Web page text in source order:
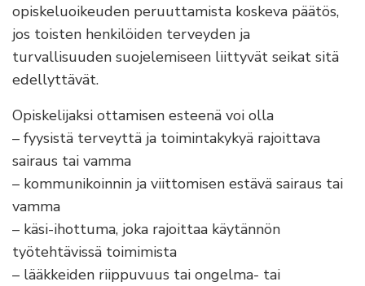
opiskeluoikeuden peruuttamista koskeva päätös,
jos toisten henkilöiden terveyden ja
turvallisuuden suojelemiseen liittyvät seikat sitä
edellyttävät.
Opiskelijaksi ottamisen esteenä voi olla
– fyysistä terveyttä ja toimintakykyä rajoittava
sairaus tai vamma
– kommunikoinnin ja viittomisen estävä sairaus tai
vamma
– käsi-ihottuma, joka rajoittaa käytännön
työtehtävissä toimimista
– lääkkeiden riippuvuus tai ongelma- tai